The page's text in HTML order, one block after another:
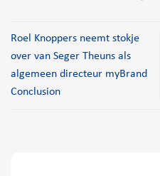
Roel Knoppers neemt stokje
over van Seger Theuns als
algemeen directeur myBrand
Conclusion